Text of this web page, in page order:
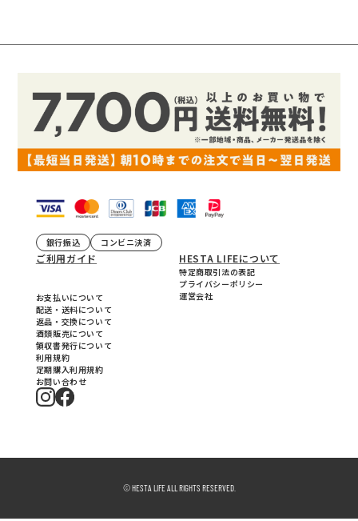
銀行振込 コンビニ決済
ご利用ガイド
お支払いについて
配送・送料について
返品・交換について
酒類販売について
領収書発行について
利用規約
定期購入利用規約
お問い合わせ
HESTA LIFEについて
特定商取引法の表記
プライバシーポリシー
運営会社
© HESTA LIFE ALL RIGHTS RESERVED.